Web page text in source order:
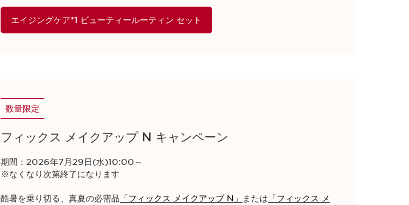
エイジングケア*1 ビューティールーティン セット
数量限定
フィックス メイクアップ N キャンペーン
期間：2026年7月29日(水)10:00～​
※なくなり次第終了になります​
酷暑を乗り切る、真夏の必需品 「フィックス メイクアップ N」 または 「フィックス メ